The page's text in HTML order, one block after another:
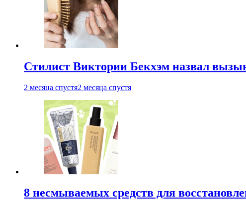
Стилист Виктории Бекхэм назвал
2 месяца спустя2 месяца спустя
8 несмываемых средств для